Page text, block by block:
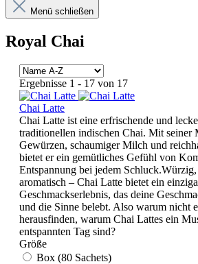
Menü schließen
Royal Chai
Ergebnisse 1 - 17 von 17
Chai Latte
Chai Latte ist eine erfrischende und
traditionellen indischen Chai. Mit seiner
Gewürzen, schaumiger Milch und
bietet er ein gemütliches Gefühl von
Entspannung bei jedem
aromatisch – Chai Latte bietet ein
Geschmackserlebnis, das deine
und die Sinne belebt. Also warum nicht
herausfinden, warum Chai Lattes ein
entspannten Tag sind?
Größe
Box (80 Sachets)